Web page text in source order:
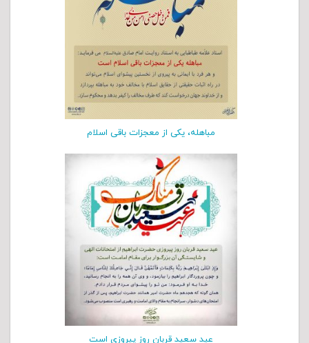
مباهله، يكى از معجزات باقى اسلام
عید سعید قربان روز پیروزی است